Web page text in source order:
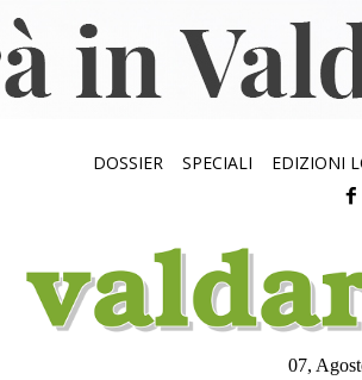
DOSSIER SPECIALI EDIZIONI
07,